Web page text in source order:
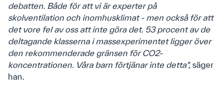
debatten. Både för att vi är experter på
skolventilation och inomhusklimat - men också för att
det vore fel av oss att inte göra det. 53 procent av de
deltagande klasserna i massexperimentet ligger över
den rekommenderade gränsen för CO2-
koncentrationen. Våra barn förtjänar inte detta", säger
han.